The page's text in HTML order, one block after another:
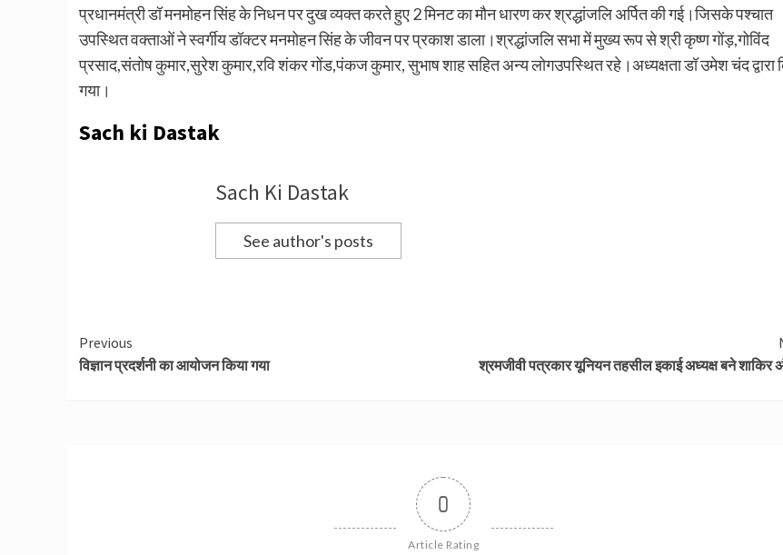
प्रधानमंत्री डॉ मनमोहन सिंह के निधन पर दुख व्यक्त करते हुए 2 मिनट का मौन धारण कर श्रद्धांजलि अर्पित की गई।जिसके पश्चात
उपस्थित वक्ताओं ने स्वर्गीय डॉक्टर मनमोहन सिंह के जीवन पर प्रकाश डाला।श्रद्धांजलि सभा में मुख्य रूप से श्री कृष्ण गोंड़,गोविंद
प्रसाद,संतोष कुमार,सुरेश कुमार,रवि शंकर गोंड,पंकज कुमार, सुभाष शाह सहित अन्य लोगउपस्थित रहे।अध्यक्षता डॉ उमेश चंद द्वारा
गया।
Sach ki Dastak
Sach Ki Dastak
See author's posts
Continue
Reading
Previous
विज्ञान प्रदर्शनी का आयोजन किया गया
श्रमजीवी पत्रकार यूनियन तहसील इकाई अध्यक्ष बने शाकिर
0
Article Rating